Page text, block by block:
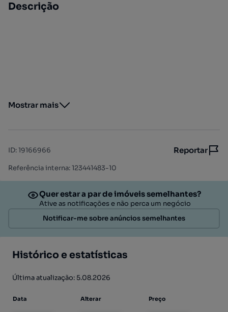
Descrição
Mostrar mais
ID:19166966 Reportar
Referência interna: 123441483-10
Quer estar a par de imóveis semelhantes?
Ative as notificações e não perca um negócio
Notificar-me sobre anúncios semelhantes
Histórico e estatísticas
Última atualização: 5.08.2026
Data Alterar Preço